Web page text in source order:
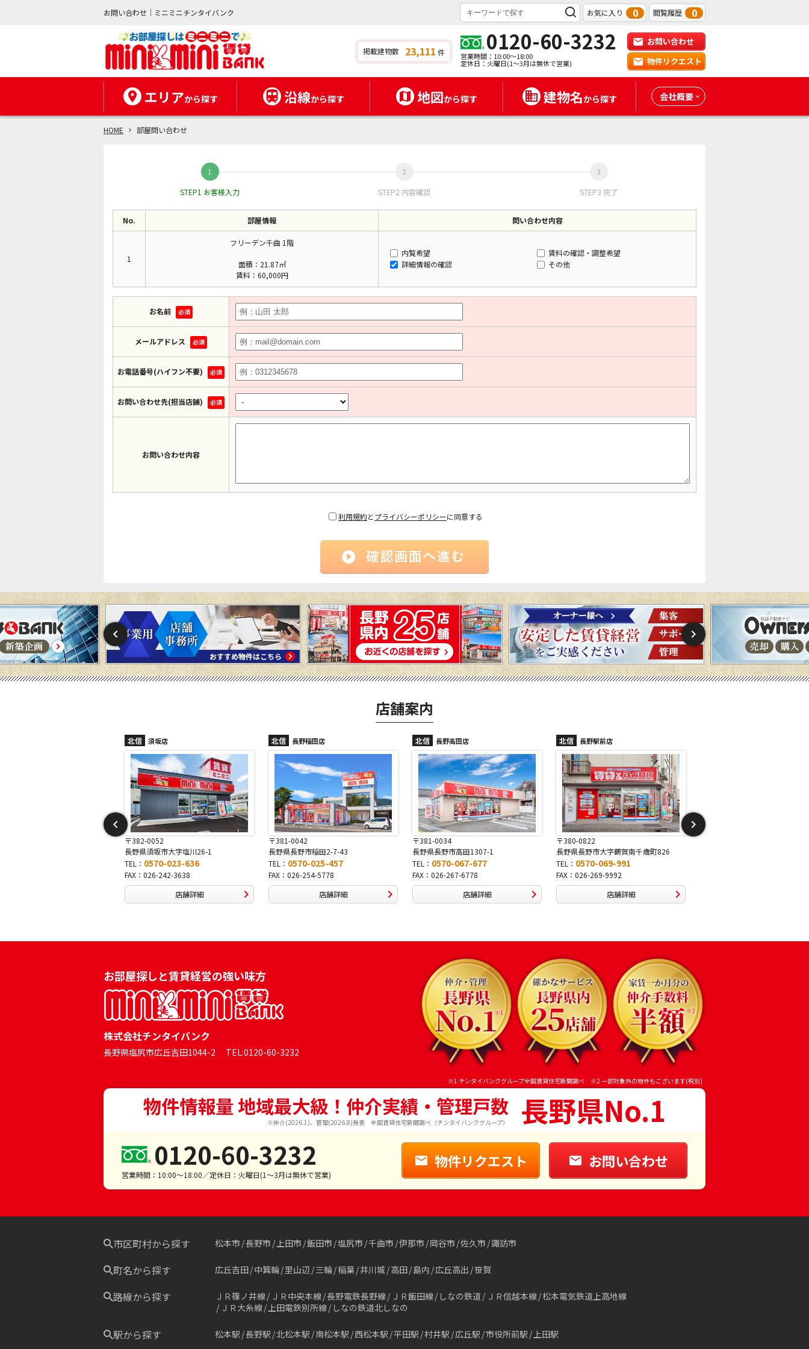
お問い合わせ｜ミニミニチンタイバンク お気に入り 0 閲覧履歴 0
掲載建物数 23,111 件 0120-60-3232
営業時間：10:00～18:00
定休日：火曜日(1～3月は無休で営業)
お問い合わせ
物件リクエスト
エリアから探す 沿線から探す 地図から探す 建物名から探す 会社概要
HOME 部屋問い合わせ
STEP1 お客様入力 STEP2 内容確認 STEP3 完了
No. 部屋情報 問い合わせ内容
1
フリーデン千曲 1階
面積：21.87㎡
賃料：60,000円
内覧希望
賃料の確認・調整希望
詳細情報の確認
その他
お名前 必須
メールアドレス 必須
お電話番号(ハイフン不要) 必須
お問い合わせ先(担当店舗) 必須
お問い合わせ内容
利用規約とプライバシーポリシーに同意する
店舗案内
北信 須坂店
〒382-0052
長野県須坂市大字塩川26-1
TEL： 0570-023-636
FAX：026-242-3638
店舗詳細
北信 長野稲田店
〒381-0042
長野県長野市稲田2-7-43
TEL： 0570-025-457
FAX：026-254-5778
店舗詳細
北信 長野高田店
〒381-0034
長野県長野市高田1307-1
TEL： 0570-067-677
FAX：026-267-6778
店舗詳細
北信 長野駅前店
〒380-0822
長野県長野市大字鶴賀南千歳町826
TEL： 0570-069-991
FAX：026-269-9992
店舗詳細
お部屋探しと賃貸経営の強い味方
株式会社チンタイバンク
長野県塩尻市広丘吉田1044-2 TEL:0120-60-3232
※1 チンタイバンクグループ全国賃貸住宅新聞調べ ※2 一部対象外の物件もございます(税別)
物件情報量 地域最大級！仲介実績・管理戸数
※仲介(2026.1)、管理(2026.8)発表 全国賃貸住宅新聞調べ（チンタイバンクグループ） 長野県No.1
0120-60-3232
営業時間：10:00～18:00／定休日：火曜日(1～3月は無休で営業)
物件リクエスト お問い合わせ
市区町村から探す 松本市 長野市 上田市 飯田市 塩尻市 千曲市 伊那市 岡谷市 佐久市 諏訪市
町名から探す 広丘吉田 中箕輪 里山辺 三輪 稲葉 井川城 高田 島内 広丘高出 笹賀
路線から探す ＪＲ篠ノ井線 ＪＲ中央本線 長野電鉄長野線 ＪＲ飯田線 しなの鉄道 ＪＲ信越本線 松本電気鉄道上高地線
ＪＲ大糸線 上田電鉄別所線 しなの鉄道北しなの
駅から探す 松本駅 長野駅 北松本駅 南松本駅 西松本駅 平田駅 村井駅 広丘駅 市役所前駅 上田駅